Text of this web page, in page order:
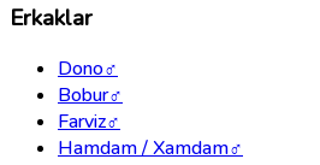
Erkaklar
Dono♂
Bobur♂
Farviz♂
Hamdam / Xamdam♂